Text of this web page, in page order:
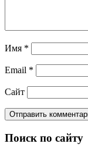
Имя *
Email *
Сайт
Поиск по сайту